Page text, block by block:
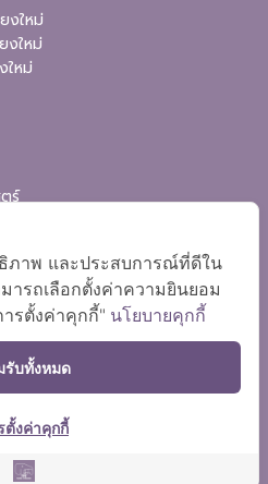
งใหม่
งใหม่
ใหม่
ร์
All rights reserved.
ภาพ และประสบการณ์ที่ดีใน
ารถเลือกตั้งค่าความยินยอม
รตั้งค่าคุกกี้" นโยบายคุกกี้
รับทั้งหมด
ตั้งค่าคุกกี้